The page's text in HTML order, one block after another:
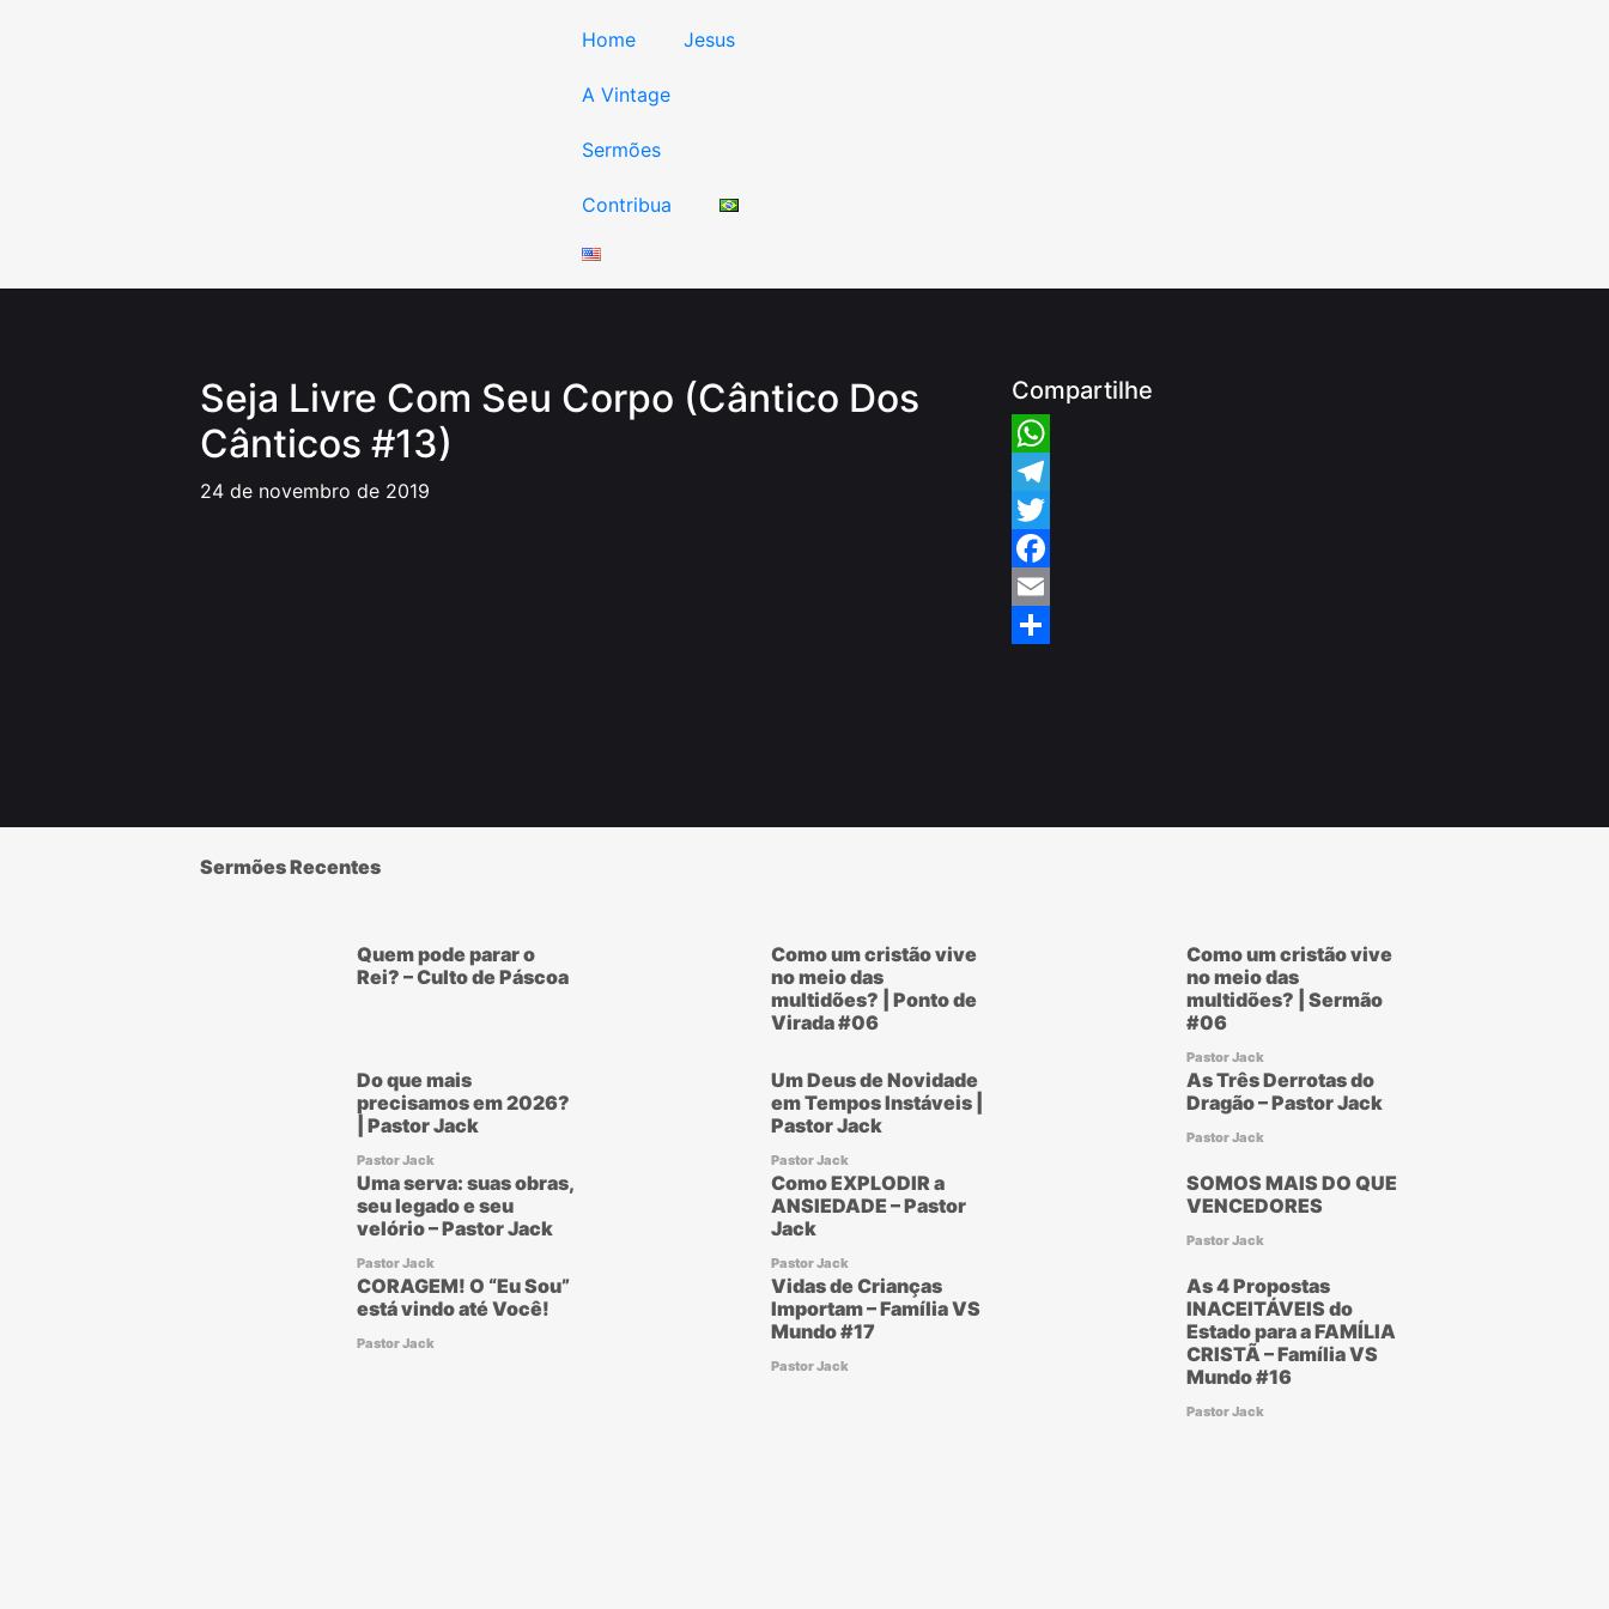
Home Jesus
A Vintage
Sermões
Contribua
Seja Livre Com Seu Corpo (Cântico Dos
Cânticos #13)
24 de novembro de 2019
Compartilhe
WhatsApp
Telegram
Twitter
Facebook
Email
Sermões Recentes
Quem pode parar o
Rei? – Culto de Páscoa
Como um cristão vive
no meio das
multidões? | Ponto de
Virada #06
Como um cristão vive
no meio das
multidões? | Sermão
#06
Pastor Jack
Do que mais
precisamos em 2026?
| Pastor Jack
Pastor Jack
Um Deus de Novidade
em Tempos Instáveis |
Pastor Jack
Pastor Jack
As Três Derrotas do
Dragão – Pastor Jack
Pastor Jack
Uma serva: suas obras,
seu legado e seu
velório – Pastor Jack
Pastor Jack
Como EXPLODIR a
ANSIEDADE – Pastor
Jack
Pastor Jack
SOMOS MAIS DO QUE
VENCEDORES
Pastor Jack
CORAGEM! O “Eu Sou”
está vindo até Você!
Pastor Jack
Vidas de Crianças
Importam – Família VS
Mundo #17
Pastor Jack
As 4 Propostas
INACEITÁVEIS do
Estado para a FAMÍLIA
CRISTÃ – Família VS
Mundo #16
Pastor Jack